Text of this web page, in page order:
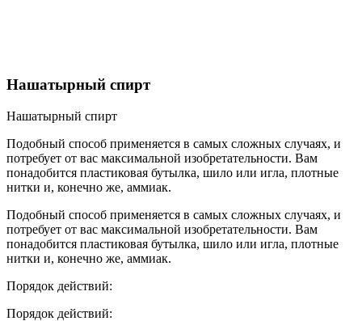
Нашатырный спирт
Нашатырный спирт
Подобный способ применяется в самых сложных случаях, и
потребует от вас максимальной изобретательности. Вам
понадобится пластиковая бутылка, шило или игла, плотные
нитки и, конечно же, аммиак.
Подобный способ применяется в самых сложных случаях, и
потребует от вас максимальной изобретательности. Вам
понадобится пластиковая бутылка, шило или игла, плотные
нитки и, конечно же, аммиак.
Порядок действий:
Порядок действий: